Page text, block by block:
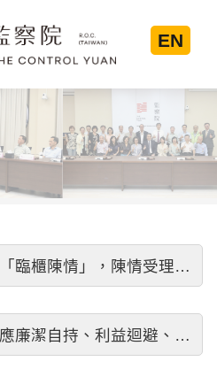
EN
歡迎預約「臨櫃陳情」，陳情受理中心將優先排定人員與您接談，釐清案情爭點後收案處理，以節省您的寶貴時間。
公務人員應廉潔自持、利益迴避、依法公正執行公務～考試院公務人員保障暨培訓委員會～